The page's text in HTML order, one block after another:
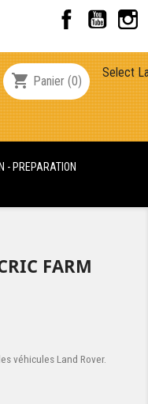
Facebook
shopping_cart Panier (0)
Select
- PREPARATION
FARM
véhicules Land Rover.